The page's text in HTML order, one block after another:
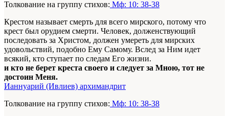
Толкование на группу стихов: Мф: 10: 38-38
Крестом называет смерть для всего мирского, потому что
крест был орудием смерти. Человек, долженствующий
последовать за Христом, должен умереть для мирских
удовольствий, подобно Ему Самому. Вслед за Ним идет
всякий, кто ступает по следам Его жизни.
и кто не берет креста своего и следует за Мною, тот не
достоин Меня.
Ианнуарий (Ивлиев) архимандрит
Толкование на группу стихов: Мф: 10: 38-38